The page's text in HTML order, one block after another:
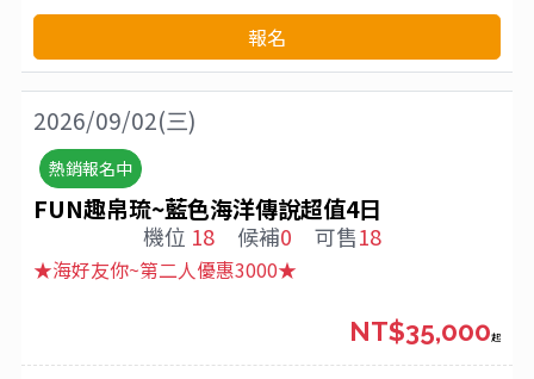
報名
2026/09/02(三)
熱銷報名中
FUN趣帛琉~藍色海洋傳說超值4日
機位 18 候補0 可售18
★海好友你~第二人優惠3000★
NT$35,000起